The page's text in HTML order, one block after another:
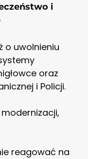
i
o uwolnieniu
oraz
i Policji.
reagować na